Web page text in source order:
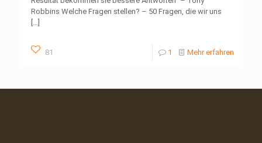
Robbins Welche Fragen stellen? – 50 Fragen, die wir uns
[…]
81 1 Mehr erfahren